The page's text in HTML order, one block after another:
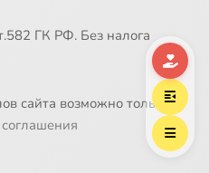
ГК РФ. Без налога
сайта возможно только в